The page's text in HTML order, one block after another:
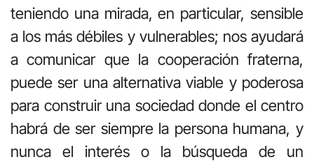
teniendo una mirada, en particular, sensible
a los más débiles y vulnerables; nos ayudará
a comunicar que la cooperación fraterna,
puede ser una alternativa viable y poderosa
para construir una sociedad donde el centro
habrá de ser siempre la persona humana, y
nunca el interés o la búsqueda de un